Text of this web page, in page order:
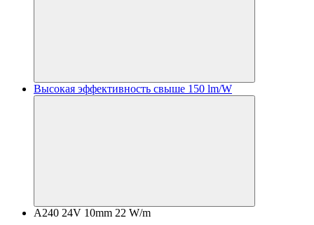
Высокая эффективность свыше 150 lm/W
A240 24V 10mm 22 W/m